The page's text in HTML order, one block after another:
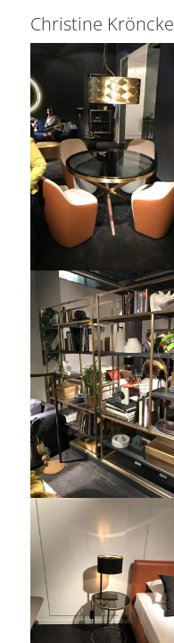
Christine Kröncke